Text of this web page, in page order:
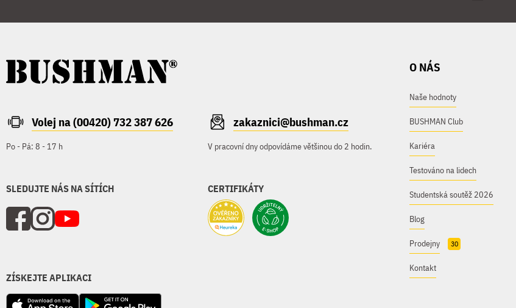
Volej na (00420) 732 387 626
Po - Pá: 8 - 17 h
zakaznici@bushman.cz
V pracovní dny odpovídáme většinou do 2 hodin.
SLEDUJTE NÁS NA SÍTÍCH CERTIFIKÁTY
ZÍSKEJTE APLIKACI
O NÁS
Naše hodnoty
BUSHMAN Club
Kariéra
Testováno na lidech
Studentská soutěž 2026
Blog
Prodejny 30
Kontakt